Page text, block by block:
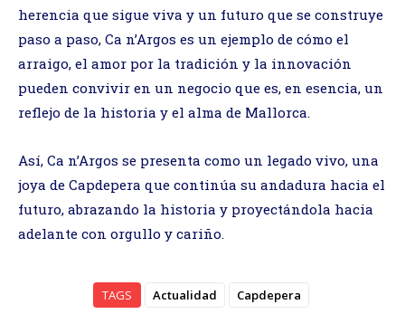
herencia que sigue viva y un futuro que se construye
paso a paso, Ca n’Argos es un ejemplo de cómo el
arraigo, el amor por la tradición y la innovación
pueden convivir en un negocio que es, en esencia, un
reflejo de la historia y el alma de Mallorca.
Así, Ca n’Argos se presenta como un legado vivo, una
joya de Capdepera que continúa su andadura hacia el
futuro, abrazando la historia y proyectándola hacia
adelante con orgullo y cariño.
TAGS Actualidad Capdepera